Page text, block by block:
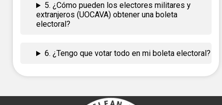
5. ¿Cómo pueden los electores militares y
extranjeros (UOCAVA) obtener una boleta
electoral?
6. ¿Tengo que votar todo en mi boleta electoral?